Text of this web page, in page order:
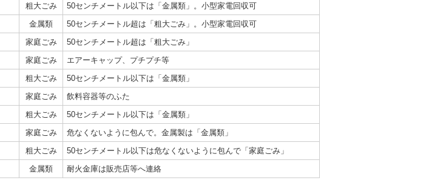
粗大ごみ
50センチメートル以下は「金属類」。小型家電回収可
金属類
50センチメートル超は「粗大ごみ」。小型家電回収可
家庭ごみ
50センチメートル超は「粗大ごみ」
家庭ごみ
エアーキャップ、プチプチ等
粗大ごみ
50センチメートル以下は「金属類」
家庭ごみ
飲料容器等のふた
粗大ごみ
50センチメートル以下は「金属類」
家庭ごみ
危なくないように包んで。金属製は「金属類」
粗大ごみ
50センチメートル以下は危なくないように包んで「家庭ごみ」
金属類 耐火金庫は販売店等へ連絡